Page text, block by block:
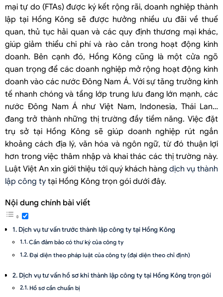
mại tự do (FTAs) được ký kết rộng rãi, doanh nghiệp thành
lập tại Hồng Kông sẽ được hưởng nhiều ưu đãi về thuế
quan, thủ tục hải quan và các quy định thương mại khác,
giúp giảm thiểu chi phí và rào cản trong hoạt động kinh
doanh. Bên cạnh đó, Hồng Kông cũng là một cửa ngõ
quan trọng để các doanh nghiệp mở rộng hoạt động kinh
doanh vào các nước Đông Nam Á. Với sự tăng trưởng kinh
tế nhanh chóng và tầng lớp trung lưu đang lớn mạnh, các
nước Đông Nam Á như Việt Nam, Indonesia, Thái Lan…
đang trở thành những thị trường đầy tiềm năng. Việc đặt
trụ sở tại Hồng Kông sẽ giúp doanh nghiệp rút ngắn
khoảng cách địa lý, văn hóa và ngôn ngữ, từ đó thuận lợi
hơn trong việc thâm nhập và khai thác các thị trường này.
Luật Việt An xin giới thiệu tới quý khách hàng dịch vụ thành
lập công ty tại Hồng Kông trọn gói dưới đây.
Nội dung chính bài viết
Dịch vụ tư vấn trước thành lập công ty tại Hồng Kông
Cần đảm bảo có thư ký của công ty
Đại diện theo pháp luật của công ty (đại diện theo chỉ định)
Dịch vụ tư vấn hồ sơ khi thành lập công ty tại Hồng Kông trọn gói
Hồ sơ cần chuẩn bị